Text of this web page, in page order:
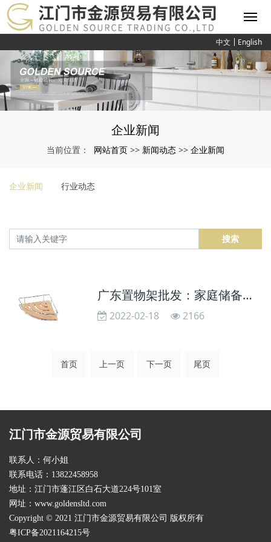
中文 English
企业新闻
当前位置： 网站首页 >> 新闻动态 >> 企业新闻
企业新闻 行业动态
搜索
广东置物架批发：家庭储备抽屉应有哪些
2022-02-18 2166
首页 上一页 下一页 尾页
江门市金源贸易有限公司
联系人：何小姐
联系电话：13822458958
地址：江门市蓬江区白石大道224号101室
网址： www.goldensltd.com
Copyright © 2021 江门市金源贸易有限公司 版权所有
粤ICP备2021164215号